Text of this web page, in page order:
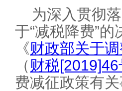
为深入贯彻
于“减税降费”
《财政部关于
（财税[2019]46
费减征政策有